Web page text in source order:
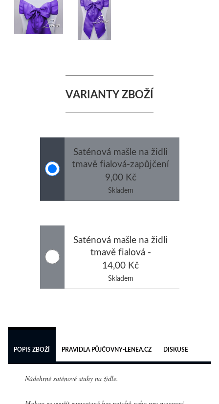
VARIANTY ZBOŽÍ
Saténová mašle na židli
tmavě fialová-zapůjčení
(mašli si půjčuji s
potahem na židli)
9,00 Kč
Skladem
Saténová mašle na židli
tmavě fialová -
zapůjčení (mašli si
půjčuji bez potahu na
židli)
14,00 Kč
Skladem
POPIS ZBOŽÍ PRAVIDLA PŮJČOVNY-LENEA.CZ DISKUSE
Nádehrné saténové stuhy na židle.